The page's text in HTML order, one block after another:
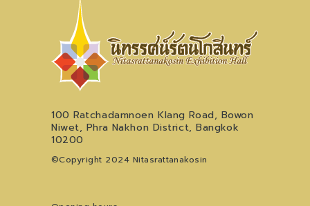
100 Ratchadamnoen Klang Road, Bowon
Niwet, Phra Nakhon District, Bangkok
10200
©Copyright 2024 Nitasrattanakosin